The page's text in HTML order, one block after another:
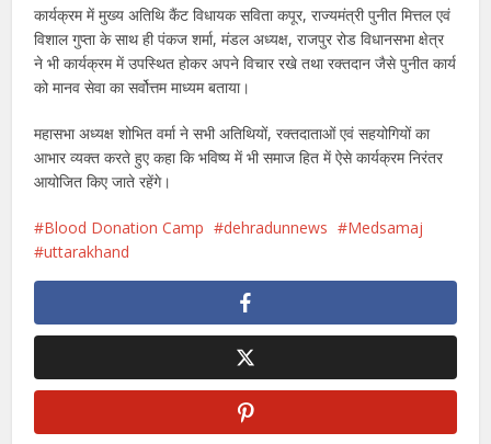
कार्यक्रम में मुख्य अतिथि कैंट विधायक सविता कपूर, राज्यमंत्री पुनीत मित्तल एवं
विशाल गुप्ता के साथ ही पंकज शर्मा, मंडल अध्यक्ष, राजपुर रोड विधानसभा क्षेत्र
ने भी कार्यक्रम में उपस्थित होकर अपने विचार रखे तथा रक्तदान जैसे पुनीत कार्य
को मानव सेवा का सर्वोत्तम माध्यम बताया।
महासभा अध्यक्ष शोभित वर्मा ने सभी अतिथियों, रक्तदाताओं एवं सहयोगियों का
आभार व्यक्त करते हुए कहा कि भविष्य में भी समाज हित में ऐसे कार्यक्रम निरंतर
आयोजित किए जाते रहेंगे।
Blood Donation Camp dehradunnews
Medsamaj
uttarakhand